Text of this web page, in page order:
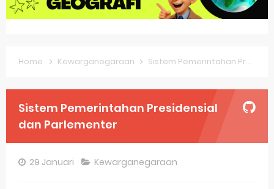
Pembahasan Soal OSN-K Geografi 2025 No 51-55
Pembahasan Soal OSN-K Geografi 2025 No 41-45
Pembahasan Soal OSN-K Geografi 2025 No 31-35
Pembahasan Soal OSN-K Geografi 2025 No 26-30
Home Kewarganegaraan Sistem Pemerintahan Presidensial dan Parlementer
Sistem Pemerintahan Presidensial
dan Parlementer
29 Januari Kewarganegaraan